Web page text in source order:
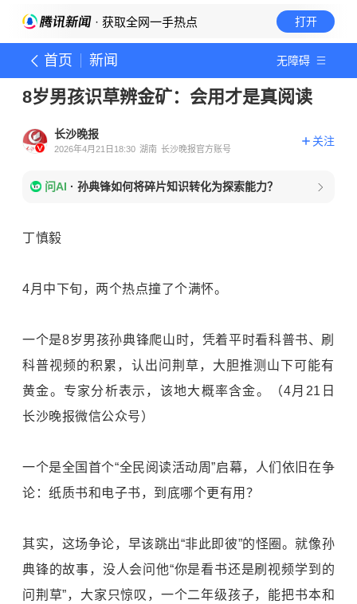
· 获取全网一手热点 打开
首页 新闻 无障碍
8岁男孩识草辨金矿：会用才是真阅读
长沙晚报
2026年4月21日18:30 湖南 长沙晚报官方账号
关注
问AI · 孙典锋如何将碎片知识转化为探索能力？
丁慎毅
4月中下旬，两个热点撞了个满怀。
一个是8岁男孩孙典锋爬山时，凭着平时看科普书、刷
科普视频的积累，认出问荆草，大胆推测山下可能有
黄金。专家分析表示，该地大概率含金。（4月21日
长沙晚报微信公众号）
一个是全国首个“全民阅读活动周”启幕，人们依旧在争
论：纸质书和电子书，到底哪个更有用？
其实，这场争论，早该跳出“非此即彼”的怪圈。就像孙
典锋的故事，没人会问他“你是看书还是刷视频学到的
问荆草”，大家只惊叹，一个二年级孩子，能把书本和